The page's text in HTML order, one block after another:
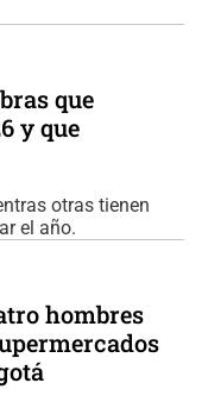
que
y que
otras tienen
el año.
hombres